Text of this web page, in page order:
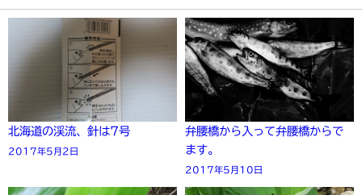
北海道の渓流、針は7号
2017年5月2日
弁腰橋から入って弁腰橋からで
ます。
2017年5月10日